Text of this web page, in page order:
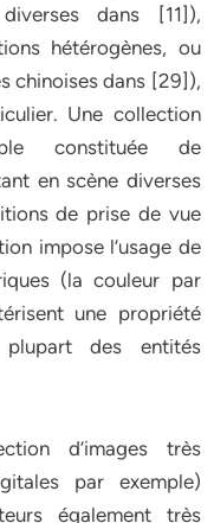
dans [11]),
hétérogènes, ou
chinoises dans [29]),
Une collection
constituée de
en scène diverses
de prise de vue
impose l’usage de
(la couleur par
une propriété
des entités
d’images très
par exemple)
également très